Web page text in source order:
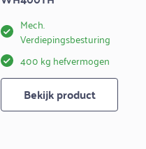
Mech.
Verdiepingsbesturing
400 kg hefvermogen
Bekijk product